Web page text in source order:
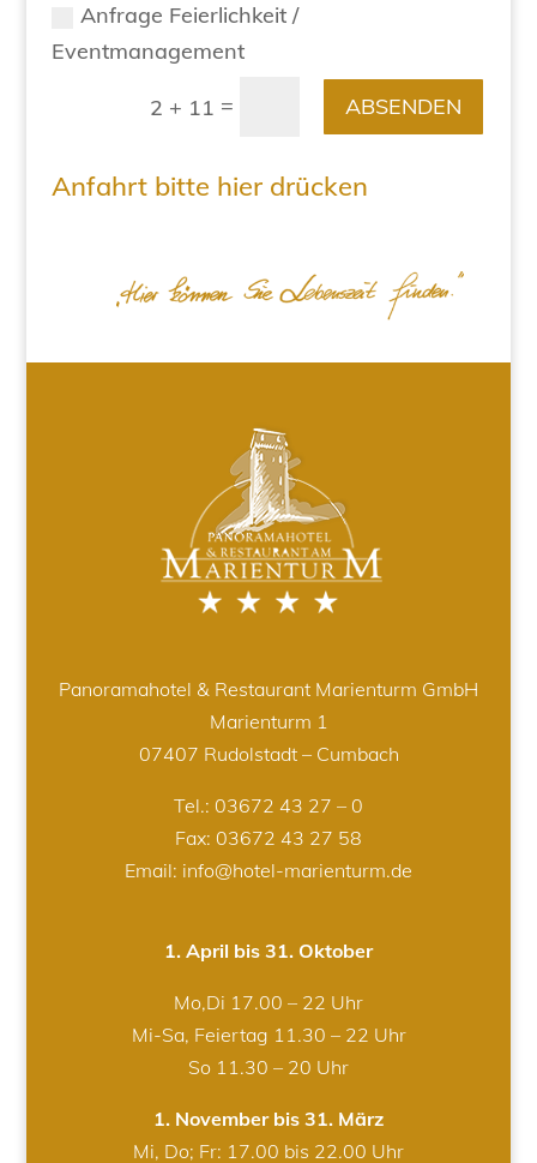
Anfrage Feierlichkeit /
Eventmanagement
2 + 11 = ABSENDEN
Anfahrt bitte hier drücken
Panoramahotel & Restaurant Marienturm GmbH
Marienturm 1
07407 Rudolstadt – Cumbach
Tel.: 03672 43 27 – 0
Fax: 03672 43 27 58
Email: info@hotel-marienturm.de
1. April bis 31. Oktober
Mo,Di 17.00 – 22 Uhr
Mi-Sa, Feiertag 11.30 – 22 Uhr
So 11.30 – 20 Uhr
1. November bis 31. März
Mi, Do; Fr: 17.00 bis 22.00 Uhr